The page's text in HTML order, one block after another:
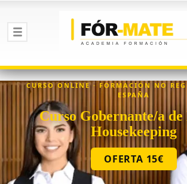
CURSO ONLINE · FORMACIÓN NO
ESPAÑA
Curso Gobernante/a de
Housekeeping
OFERTA 15€